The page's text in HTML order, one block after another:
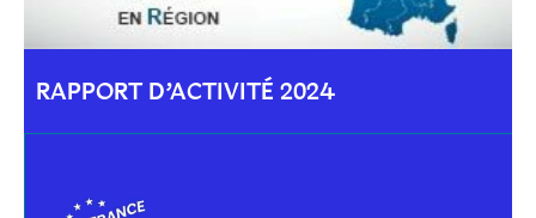
RAPPORT D’ACTIVITÉ 2024